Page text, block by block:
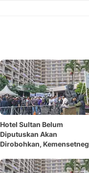
Hotel Sultan Belum
Diputuskan Akan
Dirobohkan, Kemensetneg